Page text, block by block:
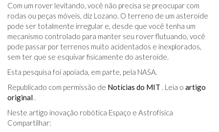
Com um rover levitando, você não precisa se preocupar com
rodas ou peças móveis, diz Lozano. O terreno de um asteroide
pode ser totalmente irregular e, desde que você tenha um
mecanismo controlado para manter seu rover flutuando, você
pode passar por terrenos muito acidentados e inexplorados,
sem ter que se esquivar fisicamente do asteroide.
Esta pesquisa foi apoiada, em parte, pela NASA.
Republicado com permissão de Notícias do MIT . Leia o artigo
original .
Neste artigo inovação robótica Espaço e Astrofísica
Compartilhar: